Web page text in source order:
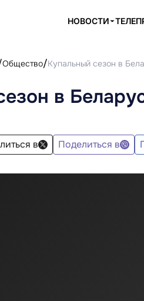
НОВОСТИ
Общество Купальный сезон в
в
в Поделиться в